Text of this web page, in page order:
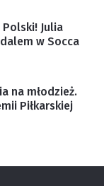
Julia
w Socca
na młodzież.
Piłkarskiej